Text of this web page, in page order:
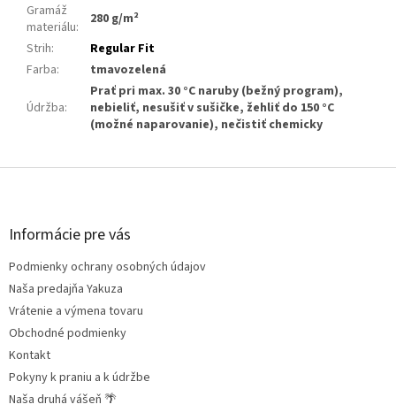
Gramáž
materiálu:
280 g/m²
Strih:
Regular Fit
Farba: tmavozelená
Údržba:
Prať pri max. 30 °C naruby (bežný program),
nebieliť, nesušiť v sušičke, žehliť do 150 °C
(možné naparovanie), nečistiť chemicky
Z
Informácie pre vás
Podmienky ochrany osobných údajov
Naša predajňa Yakuza
Vrátenie a výmena tovaru
Obchodné podmienky
Kontakt
Pokyny k praniu a k údržbe
Naša druhá vášeň 🌴